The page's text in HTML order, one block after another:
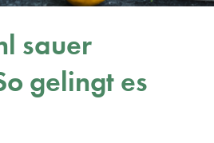
sauer
gelingt es